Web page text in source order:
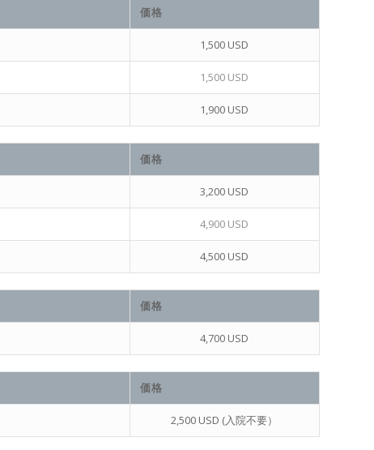
価格
1,500 USD
1,500 USD
1,900 USD
価格
3,200 USD
4,900 USD
4,500 USD
価格
4,700 USD
価格
2,500 USD (入院不要）